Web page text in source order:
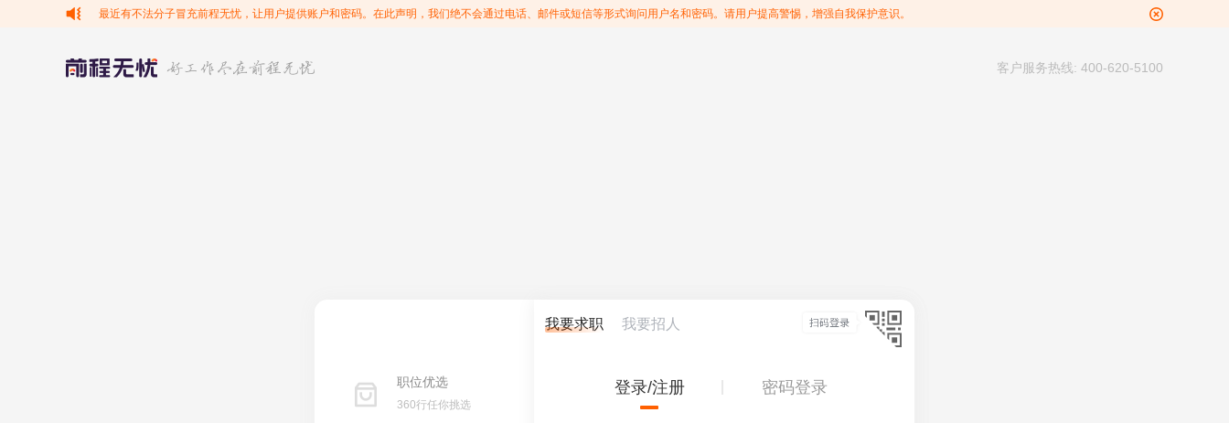
最近有不法分子冒充前程无忧，让用户提供账户和密码。在此声明，我们绝不会通过电话、邮件或短信等形式询问用户名和密码。请用户提高警惕，增强自我保护意识。
客户服务热线: 400-620-5100
职位优选
360行任你挑选
我要求职 我要招人
登录/注册 密码登录